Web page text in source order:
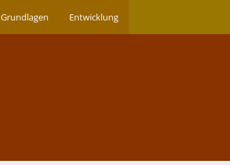
Grundlagen Entwicklung